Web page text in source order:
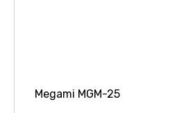
Megami MGM-25